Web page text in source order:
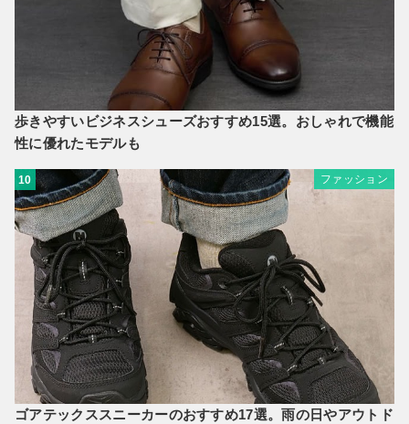
歩きやすいビジネスシューズおすすめ15選。おしゃれで機能
性に優れたモデルも
10 ファッション
ゴアテックススニーカーのおすすめ17選。雨の日やアウトド